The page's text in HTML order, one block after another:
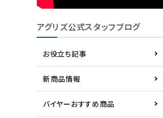
アグリズ公式スタッフブログ
お役立ち記事
新商品情報
バイヤーおすすめ商品